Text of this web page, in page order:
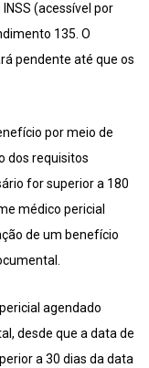
(acessível por
135. O
pendente até que os
por meio de
dos requisitos
for superior a 180
médico pericial
de um benefício
agendado
desde que a data de
a 30 dias da data